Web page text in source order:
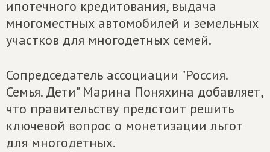
ипотечного кредитования, выдача
многоместных автомобилей и земельных
участков для многодетных семей.
Сопредседатель ассоциации "Россия.
Семья. Дети" Марина Поняхина добавляет,
что правительству предстоит решить
ключевой вопрос о монетизации льгот
для многодетных.